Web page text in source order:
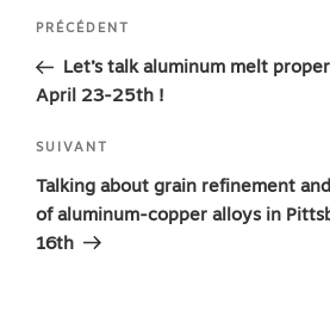
Navigation
l’article
Article
précédent
PRÉCÉDENT
Let’s talk aluminum melt
April 23-25th !
Article
suivant
SUIVANT
Talking about grain refinement
of aluminum-copper alloys in
16th